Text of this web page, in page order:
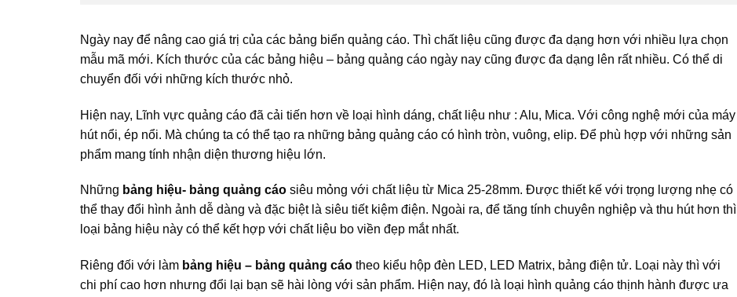
Ngày nay để nâng cao giá trị của các bảng biển quảng cáo. Thì chất liệu cũng được đa dạng hơn với nhiều lựa chọn
mẫu mã mới. Kích thước của các bảng hiệu – bảng quảng cáo ngày nay cũng được đa dạng lên rất nhiều. Có thể di
chuyển đối với những kích thước nhỏ.
Hiện nay, Lĩnh vực quảng cáo đã cải tiến hơn về loại hình dáng, chất liệu như : Alu, Mica. Với công nghệ mới của máy
hút nổi, ép nổi. Mà chúng ta có thể tạo ra những bảng quảng cáo có hình tròn, vuông, elip. Để phù hợp với những sản
phẩm mang tính nhận diện thương hiệu lớn.
Những bảng hiệu- bảng quảng cáo siêu mỏng với chất liệu từ Mica 25-28mm. Được thiết kế với trọng lượng nhẹ có
thể thay đổi hình ảnh dễ dàng và đặc biệt là siêu tiết kiệm điện. Ngoài ra, để tăng tính chuyên nghiệp và thu hút hơn thì
loại bảng hiệu này có thể kết hợp với chất liệu bo viền đẹp mắt nhất.
Riêng đối với làm bảng hiệu – bảng quảng cáo theo kiểu hộp đèn LED, LED Matrix, bảng điện tử. Loại này thì với
chi phí cao hơn nhưng đổi lại bạn sẽ hài lòng với sản phẩm. Hiện nay, đó là loại hình quảng cáo thịnh hành được ưa